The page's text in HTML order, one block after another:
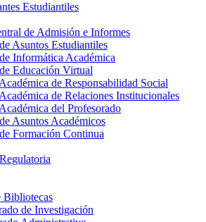
Estudiantiles
de Admisión e Informes
Asuntos Estudiantiles
Informática Académica
Educación Virtual
de Responsabilidad Social
de Relaciones Institucionales
del Profesorado
Asuntos Académicos
Formación Continua
Bibliotecas
de Investigación